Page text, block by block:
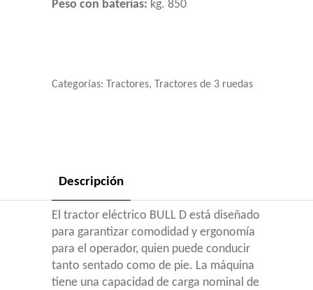
Peso con baterías: kg. 850
Categorías: Tractores, Tractores de 3 ruedas
Descripción
El tractor eléctrico BULL D está diseñado
para garantizar comodidad y ergonomía
para el operador, quien puede conducir
tanto sentado como de pie. La máquina
tiene una capacidad de carga nominal de